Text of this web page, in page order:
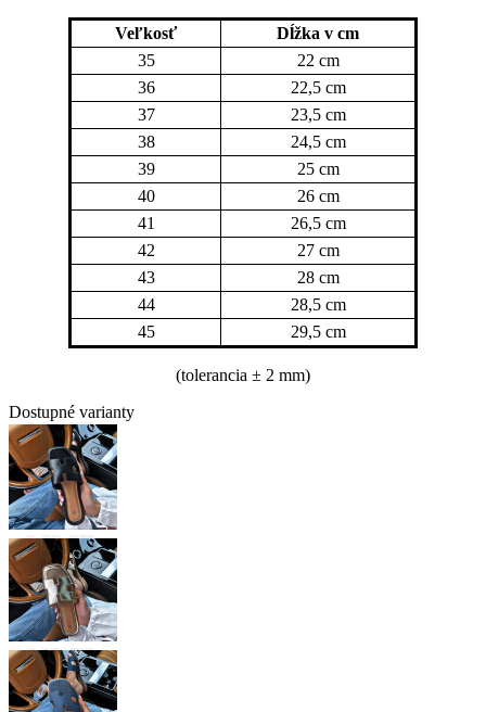
Veľkosť
Dĺžka v cm
35
22 cm
36
22,5 cm
37
23,5 cm
38
24,5 cm
39
25 cm
40
26 cm
41
26,5 cm
42
27 cm
43
28 cm
44
28,5 cm
45
29,5 cm
(tolerancia ± 2 mm)
Dostupné varianty